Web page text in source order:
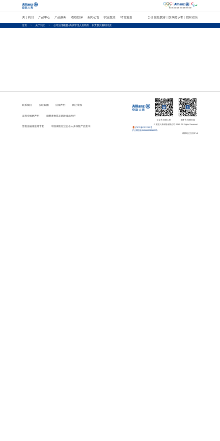
关于我们 产品中心 产品服务 在线投保 新闻公告 职业生涯 销售通道 公开信息披露 ｜投保提示书 隐私政策
首页 关于我们 公司治理概要-高级管理人员简历 、职责及其履职情况
联系我们 安联集团 法律声明 网上举报
反商业贿赂声明 消费者教育及风险提示专栏
普惠金融推进月专栏 中国保险行业协会人身保险产品查询
公众号-安联人寿
服务号-安联在线
© 安联人寿保险有限公司 2012. All Rights Reserved.
沪ICP备07011309号
沪公网安备31011502401622号
该网站已支持IPv6